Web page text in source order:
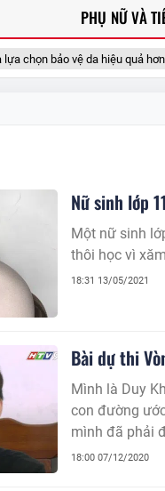
vệ da hiệu quả hơn?
PHỤ NỮ VÀ
Nữ sinh lớp
Một nữ sinh
thôi học vì
18:31 13/05/2021
Bài dự thi
Mình là Duy
con đường
mình đã phải
hay công sức
18:00 07/12/2020